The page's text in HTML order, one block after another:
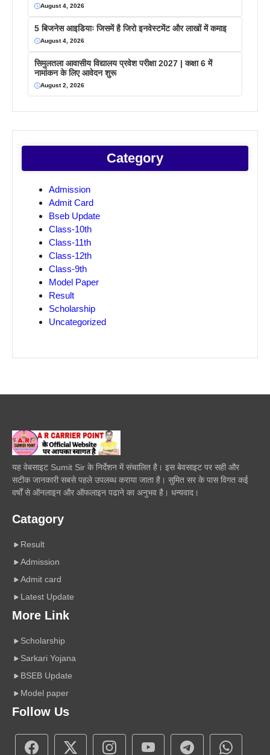
August 4, 2026
5 बिजनेस आइडियाः जिसमें है जिरो इनवेस्टमेंट और लाखों में कमाइ
August 4, 2026
सिमुलतला आवासीय विद्यालय प्रवेश परीक्षा 2027 | कक्षा 6 में
नामांकन के लिए आवेदन शुरू
August 2, 2026
Category
Admission
Admit Card
Bseb Update
Class-10th
Class-11th
Class-12th
Class-9th
Model Paper
Result
Scholarship
Uncategorized
यह वेबसाइट Sumit Sir के निर्देशन में संचालित है। इस बेवसाइट पर सही और
सटीक जानकारी सबसे पहले उपलब्ध कराया जाता है। सुमित सर के पास विगत कई
वर्षों से ऑनलाइन और ऑफलाइन पढाने का अनुभव है। धन्यवाद।
Catagory
Result
Admission
Admit card
Latest Update
More Link
Scholarship
Sarkari Yojana
BSEB Update
Model paper
Follow Us